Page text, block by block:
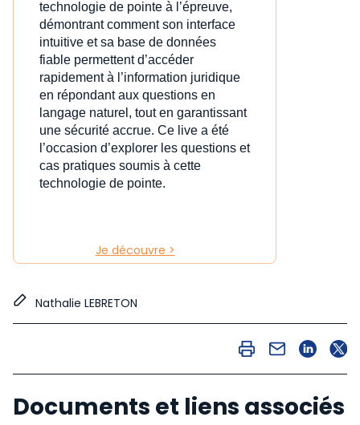
technologie de pointe à l’épreuve,
démontrant comment son interface
intuitive et sa base de données
fiable permettent d’accéder
rapidement à l’information juridique
en répondant aux questions en
langage naturel, tout en garantissant
une sécurité accrue. Ce live a été
l’occasion d’explorer les questions et
cas pratiques soumis à cette
technologie de pointe.
Je découvre >
Nathalie LEBRETON
Documents et liens associés